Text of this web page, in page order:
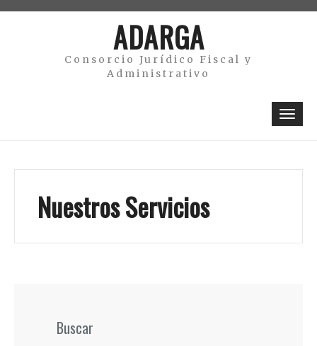
Skip
ADARGA
Consorcio Jurídico Fiscal y
Administrativo
Nuestros Servicios
Buscar